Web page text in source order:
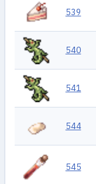
539
540
541
544
545